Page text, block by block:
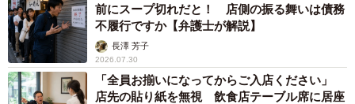
前にスープ切れだと！ 店側の振る舞いは債務
不履行ですか【弁護士が解説】
長澤 芳子
2026.07.30
「全員お揃いになってからご入店ください」
店先の貼り紙を無視 飲食店テーブル席に居座